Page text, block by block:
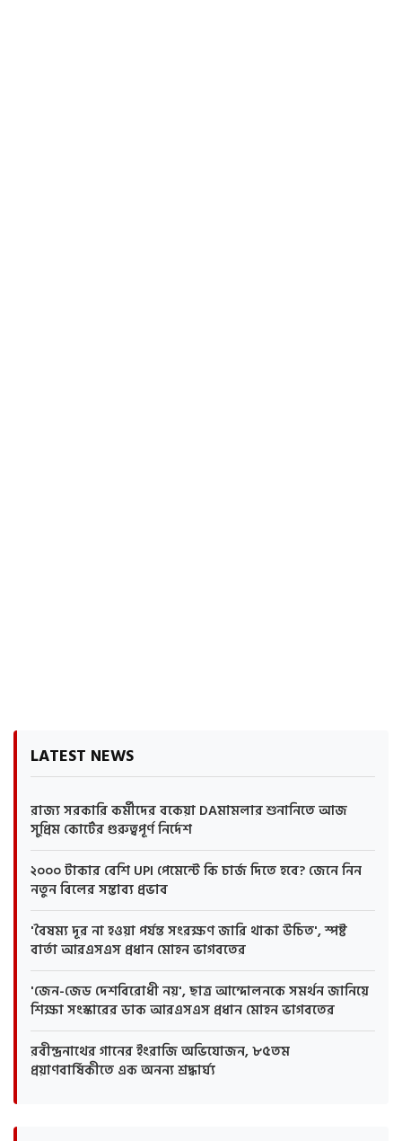
LATEST NEWS
রাজ্য সরকারি কর্মীদের বকেয়া DAমামলার শুনানিতে আজ
সুপ্রিম কোর্টের গুরুত্বপূর্ণ নির্দেশ
২০০০ টাকার বেশি UPI পেমেন্টে কি চার্জ দিতে হবে? জেনে নিন
নতুন বিলের সম্ভাব্য প্রভাব
'বৈষম্য দূর না হওয়া পর্যন্ত সংরক্ষণ জারি থাকা উচিত', স্পষ্ট
বার্তা আরএসএস প্রধান মোহন ভাগবতের
'জেন-জেড দেশবিরোধী নয়', ছাত্র আন্দোলনকে সমর্থন জানিয়ে
শিক্ষা সংস্কারের ডাক আরএসএস প্রধান মোহন ভাগবতের
রবীন্দ্রনাথের গানের ইংরাজি অভিযোজন, ৮৫তম
প্রয়াণবার্ষিকীতে এক অনন্য শ্রদ্ধার্ঘ্য